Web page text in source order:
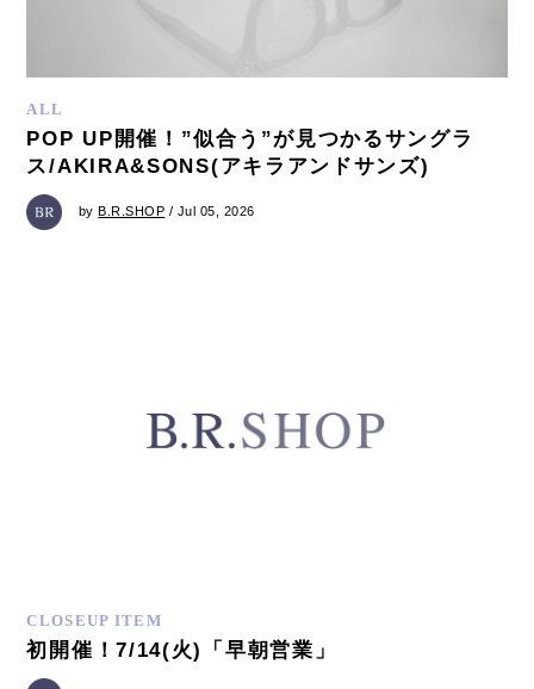
ALL
POP UP開催！”似合う”が見つかるサングラ
ス/AKIRA&SONS(アキラアンドサンズ)
byB.R.SHOP / Jul 05, 2026
CLOSEUP ITEM
初開催！7/14(火)「早朝営業」